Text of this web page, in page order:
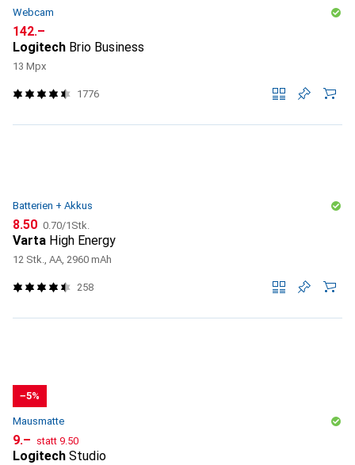
Webcam
CHF
142.–
Logitech Brio Business
13 Mpx
1776
Batterien + Akkus
CHF
8.50 CHF
0.70/1Stk.
Varta High Energy
12 Stk., AA, 2960 mAh
258
−5%
Mausmatte
CHF
9.– statt CHF
9.50
Logitech Studio